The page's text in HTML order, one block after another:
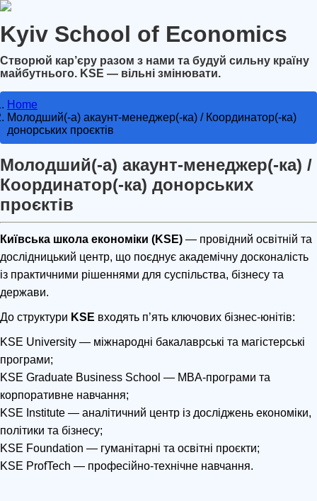
Kyiv School of Economics
Створюй кар’єру разом з нами та будуй сильну країну
майбутнього. KSE — вільні змінювати.
Home
Молодший(-а) акаунт-менеджер(-ка) / Координатор(-ка)
донорських проєктів
Молодший(-а) акаунт-менеджер(-ка) /
Координатор(-ка) донорських
проєктів
Київська школа економіки (KSE) — провідний освітній та
дослідницький центр, що поєднує академічну досконалість
із практичними рішеннями для суспільства, бізнесу та
держави.
До структури KSE входять п’ять ключових бізнес-юнітів:
KSE University — міжнародні бакалаврські та магістерські
програми;
KSE Graduate Business School — MBA-програми та
корпоративне навчання;
KSE Institute — аналітичний центр із досліджень економіки,
політики та бізнесу;
KSE Foundation — гуманітарні та освітні проєкти;
KSE ProfTech — професійно-технічне навчання.